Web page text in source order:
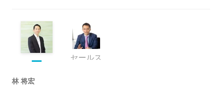
セールス
林 将宏